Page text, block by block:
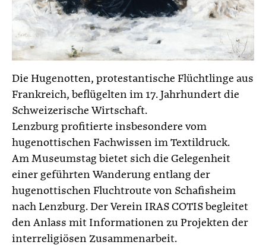
Die Hugenotten, protestantische Flüchtlinge aus
Frankreich, beflügelten im 17. Jahrhundert die
Schweizerische Wirtschaft.
Lenzburg profitierte insbesondere vom
hugenottischen Fachwissen im Textildruck.
Am Museumstag bietet sich die Gelegenheit
einer geführten Wanderung entlang der
hugenottischen Fluchtroute von Schafisheim
nach Lenzburg. Der Verein IRAS COTIS begleitet
den Anlass mit Informationen zu Projekten der
interreligiösen Zusammenarbeit.